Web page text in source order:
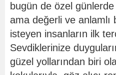
bugün de özel
ama değerli ve anlamlı
isteyen insanların ilk
Sevdiklerinize
güzel yollarından biri